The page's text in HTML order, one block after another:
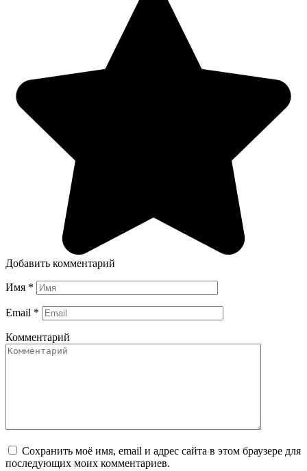
Добавить комментарий
Имя *
Email *
Комментарий
Сохранить моё имя, email и адрес сайта в этом браузере для
последующих моих комментариев.